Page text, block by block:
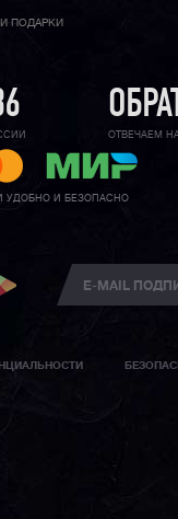
ПОДАРКИ
ОТВЕЧАЕМ
УДОБНО И БЕЗОПАСНО